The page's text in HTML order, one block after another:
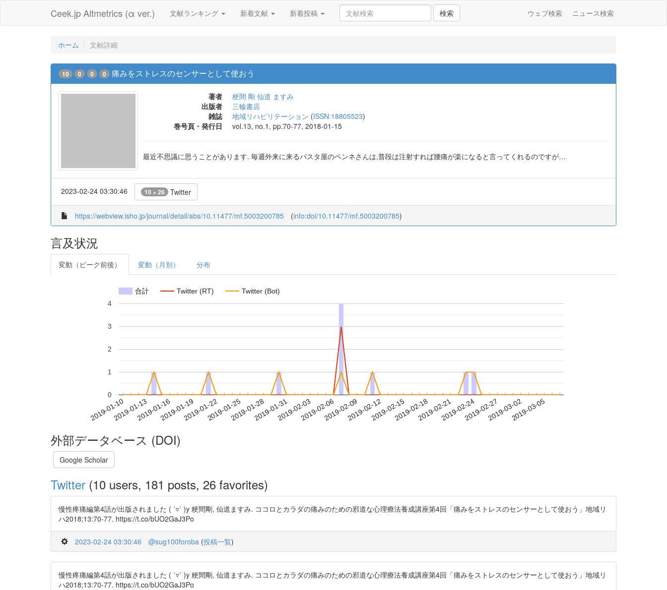
Ceek.jp Altmetrics (α ver.) 文献ランキング 新着文献 新着投稿 検索 ウェブ検索 ニュース検索
ホーム 文献詳細
10 0 0 0 痛みをストレスのセンサーとして使おう
著者 粳間 剛 仙道 ますみ
出版者
三輪書店
雑誌
地域リハビリテーション (ISSN:18805523)
巻号頁・発行日
vol.13, no.1, pp.70-77, 2018-01-15
最近不思議に思うことがあります. 毎週外来に来るパスタ屋のペンネさんは,普段は注射すれば腰痛が楽になると言ってくれるのですが…
2023-02-24 03:30:46 10 + 26 Twitter
https://webview.isho.jp/journal/detail/abs/10.11477/mf.5003200785 (info:doi/10.11477/mf.5003200785)
言及状況
変動（ピーク前後） 変動（月別） 分布
合計 Twitter (RT) Twitter (Bot)
2019-01-102019-01-132019-01-162019-01-192019-01-222019-01-252019-01-282019-01-312019-02-032019-02-062019-02-092019-02-122019-02-152019-02-182019-02-212019-02-242019-02-272019-03-022019-03-05
0
1
2
3
4
外部データベース (DOI)
Google Scholar
Twitter (10 users, 181 posts, 26 favorites)
慢性疼痛編第4話が出版されました ( ˙▿˙ )y 粳間剛, 仙道ますみ. ココロとカラダの痛みのための邪道な心理療法養成講座第4回「痛みをストレスのセンサーとして使おう」地域リ
ハ2018;13:70-77. https://t.co/bUO2GaJ3Po
2023-02-24 03:30:46 @sug100foroba (投稿一覧)
慢性疼痛編第4話が出版されました ( ˙▿˙ )y 粳間剛, 仙道ますみ. ココロとカラダの痛みのための邪道な心理療法養成講座第4回「痛みをストレスのセンサーとして使おう」地域リ
ハ2018;13:70-77. https://t.co/bUO2GaJ3Po